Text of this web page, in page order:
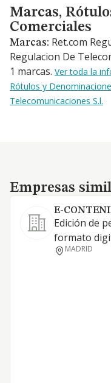
Marcas, Rótulos y
Marcas,
Comerciales
Marcas: Ret.com
Regulacion De
1 marcas. Ver toda la
Rótulos y
Telecomunicaciones S.l.
Empresas similares
Empresas
E-
Edición de
formato
MADRID